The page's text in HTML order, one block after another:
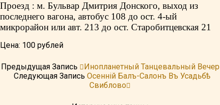
Проезд : м. Бульвар Дмитрия Донского, выход из
последнего вагона, автобус 108 до ост. 4-ый
микрорайон или авт. 213 до ост. Старобитцевская 21
Цена: 100 рублей
Предыдущая Запись
Инопланетный Танцевальный Вечер
Следующая Запись Осенній Балъ-Салонъ Въ Усадьбѣ
Свиблово